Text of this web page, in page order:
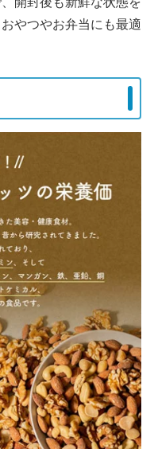
やつやお弁当にも最適